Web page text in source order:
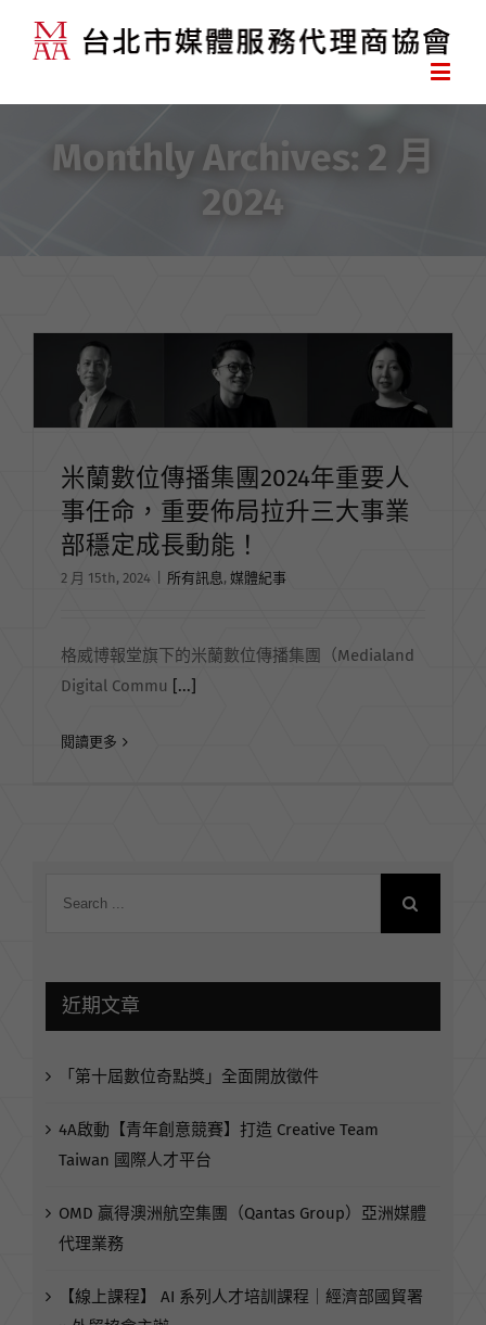
Monthly Archives: 2 月
2024
米蘭數位傳播集團2024年重要人
事任命，重要佈局拉升三大事業
部穩定成長動能！
2 月 15th, 2024 所有訊息 , 媒體紀事
格威博報堂旗下的米蘭數位傳播集團（Medialand
Digital Commu [...]
閱讀更多
近期文章
「第十屆數位奇點獎」全面開放徵件
4A啟動【青年創意競賽】打造 Creative Team
Taiwan 國際人才平台
OMD 贏得澳洲航空集團（Qantas Group）亞洲媒體
代理業務
【線上課程】 AI 系列人才培訓課程｜經濟部國貿署